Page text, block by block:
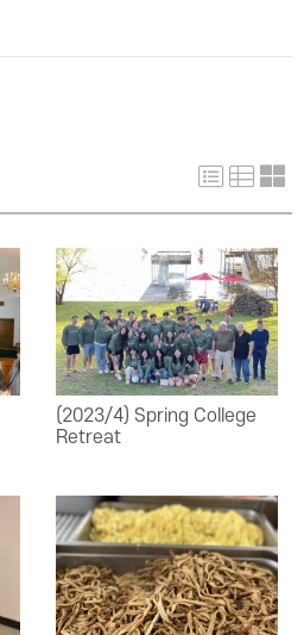
(2023/4) Spring College
Retreat